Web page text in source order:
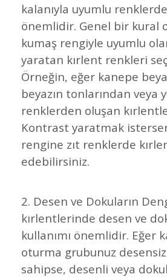
kalanıyla uyumlu
önemlidir. Genel bir kural
kumaş rengiyle uyumlu
yaratan kırlent renkleri
Örneğin, eğer kanepe
beyazın tonlarından veya
renklerden oluşan
Kontrast yaratmak
rengine zıt renklerde
edebilirsiniz.
2. Desen ve Dokuların
kırlentlerinde desen ve
kullanımı önemlidir. Eğer
oturma grubunuz
sahipse, desenli veya